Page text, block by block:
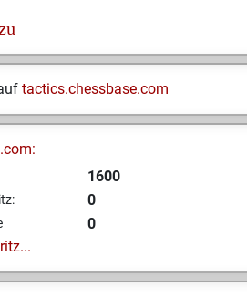
tactics.chessbase.com
1600
0
0